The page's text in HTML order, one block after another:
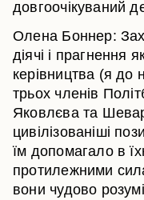
довгоочікуваний
Олена Боннер:
діячі і прагнення
керівництва (я до
трьох членів
Яковлєва та
цивілізованіші
їм допомагало в
протилежними
вони чудово